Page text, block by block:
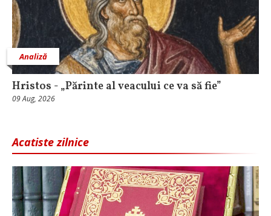
Analiză
Hristos - „Părinte al veacului ce va să fie”
09 Aug, 2026
Acatiste zilnice